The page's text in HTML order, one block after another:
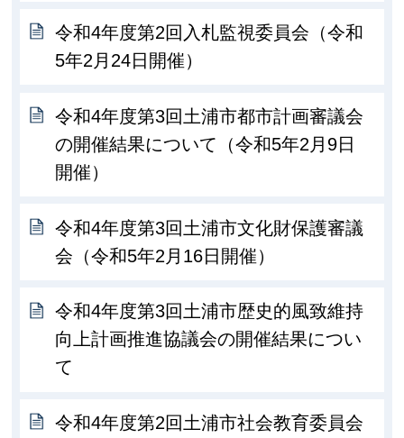
令和4年度第2回入札監視委員会（令和
5年2月24日開催）
令和4年度第3回土浦市都市計画審議会
の開催結果について（令和5年2月9日
開催）
令和4年度第3回土浦市文化財保護審議
会（令和5年2月16日開催）
令和4年度第3回土浦市歴史的風致維持
向上計画推進協議会の開催結果につい
て
令和4年度第2回土浦市社会教育委員会